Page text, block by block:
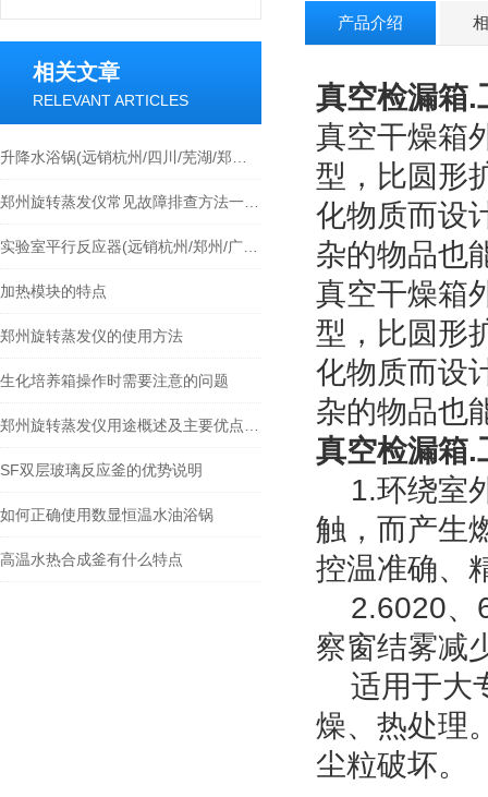
相关文章
RELEVANT ARTICLES
加热模块的特点
郑州旋转蒸发仪的使用方法
生化培养箱操作时需要注意的问题
SF双层玻璃反应釜的优势说明
如何正确使用数显恒温水油浴锅
高温水热合成釜有什么特点
产品介绍
真空检漏箱.
真空干燥箱
型，比圆形
化物质而设
杂的物品也
真空干燥箱
型，比圆形
化物质而设
杂的物品也
真空检漏箱.
1.环绕室
触，而产生
控温准确、
2.6020、
察窗结雾减
适用于大
燥、热处理
尘粒破坏。